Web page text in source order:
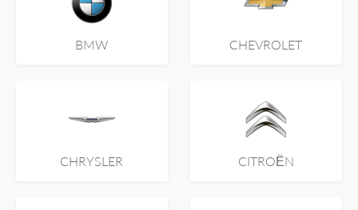
BMW CHEVROLET
CHRYSLER CITROËN